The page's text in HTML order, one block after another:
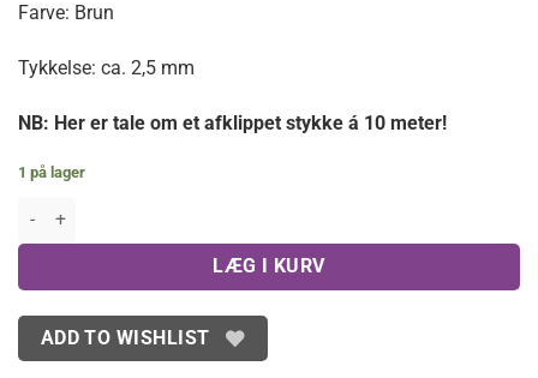
Farve: Brun
Tykkelse: ca. 2,5 mm
NB: Her er tale om et afklippet stykke á 10 meter!
1 på lager
LÆG I KURV
ADD TO WISHLIST